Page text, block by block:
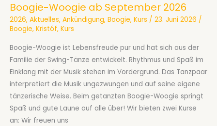
Boogie-Woogie ab September 2026
2026, Aktuelles, Ankündigung, Boogie, Kurs / 23. Juni 2026 /
Boogie, Kristóf, Kurs
Boogie-Woogie ist Lebensfreude pur und hat sich aus der
Familie der Swing-Tänze entwickelt. Rhythmus und Spaß im
Einklang mit der Musik stehen im Vordergrund. Das Tanzpaar
interpretiert die Musik ungezwungen und auf seine eigene
tänzerische Weise. Beim getanzten Boogie-Woogie springt
Spaß und gute Laune auf alle über! Wir bieten zwei Kurse
an: Wir freuen uns